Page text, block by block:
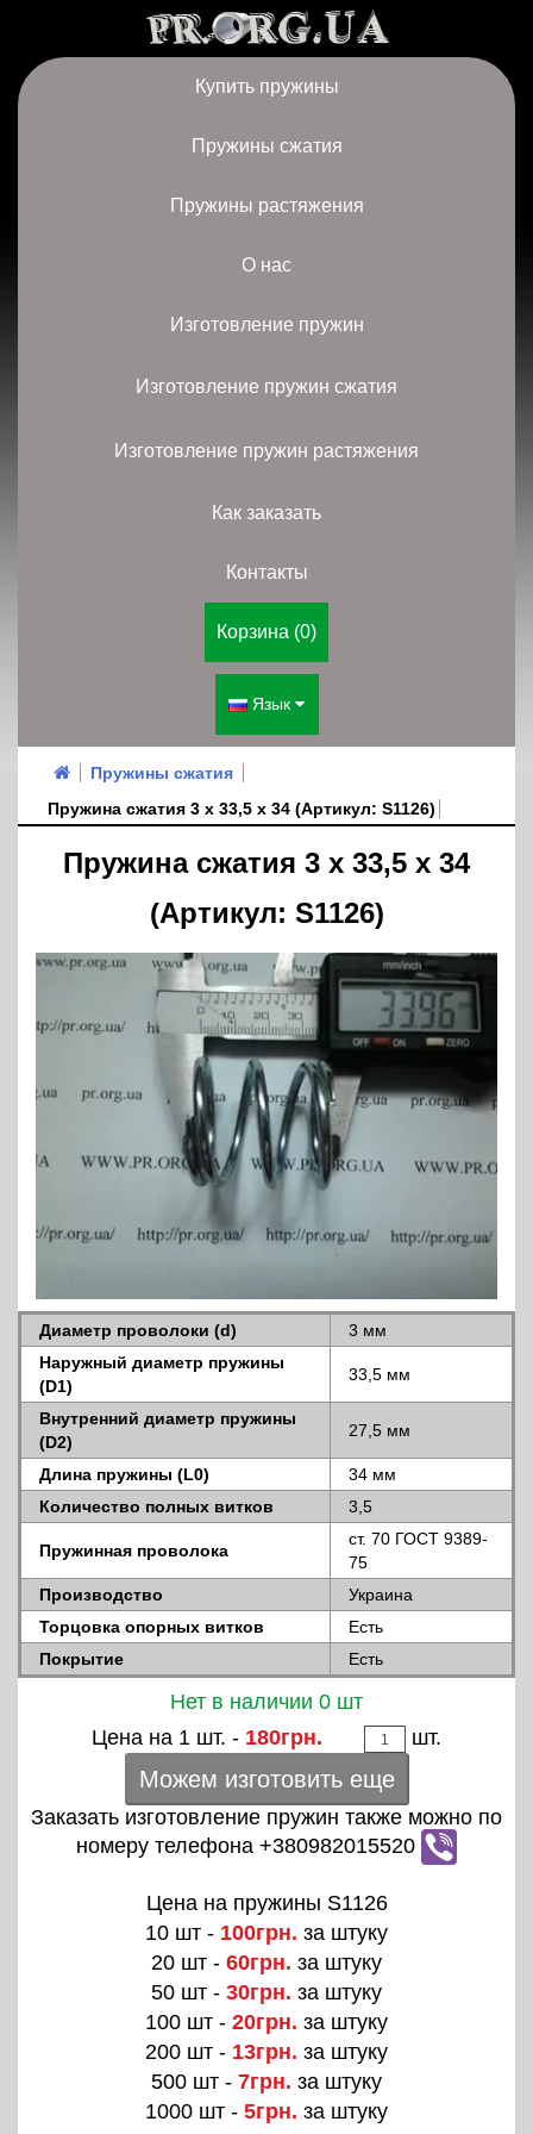
Купить пружины
Пружины сжатия
Пружины растяжения
О нас
Изготовление пружин
Изготовление пружин сжатия
Изготовление пружин растяжения
Как заказать
Контакты
Корзина (0)
Язык
Пружины сжатия
Пружина сжатия 3 х 33,5 х 34 (Артикул: S1126)
Пружина сжатия 3 х 33,5 х 34
(Артикул: S1126)
Диаметр проволоки (d)
3 мм
Наружный диаметр пружины
(D1)
33,5 мм
Внутренний диаметр пружины
(D2)
27,5 мм
Длина пружины (L0)
34 мм
Количество полных витков
3,5
Пружинная проволока
ст. 70 ГОСТ 9389-
75
Производство
Украина
Торцовка опорных витков
Есть
Покрытие
Есть
Нет в наличии 0 шт
Цена на 1 шт. - 180грн. шт.
Можем изготовить еще
Заказать изготовление пружин также можно по
номеру телефона +380982015520
Цена на пружины S1126
10 шт - 100грн. за штуку
20 шт - 60грн. за штуку
50 шт - 30грн. за штуку
100 шт - 20грн. за штуку
200 шт - 13грн. за штуку
500 шт - 7грн. за штуку
1000 шт - 5грн. за штуку